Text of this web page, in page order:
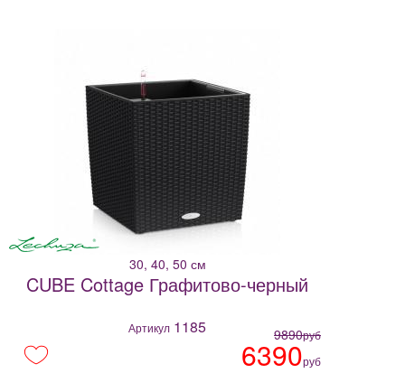
30, 40, 50 см
CUBE Cottage Графитово-черный
Артикул 1185 9890руб
6390руб